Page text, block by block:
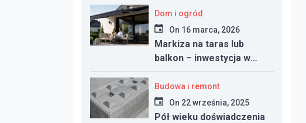
Dom i ogród
On 16 marca, 2026
Markiza na taras lub
balkon – inwestycja w
komfort, estetykę i
funkcjonalność
przestrzeni
Budowa i remont
On 22 września, 2025
Pół wieku doświadczenia